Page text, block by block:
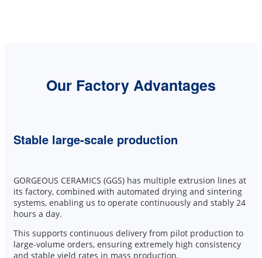
Our Factory Advantages
Stable large-scale production
GORGEOUS CERAMICS (GGS) has multiple extrusion lines at
its factory, combined with automated drying and sintering
systems, enabling us to operate continuously and stably 24
hours a day.
This supports continuous delivery from pilot production to
large-volume orders, ensuring extremely high consistency
and stable yield rates in mass production.